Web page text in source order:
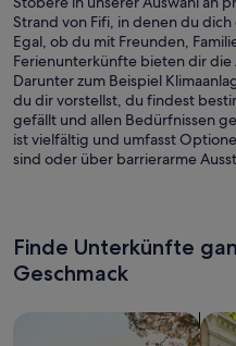
Strand von Fifi, in denen du
Egal, ob du mit Freunden,
Ferienunterkünfte bieten dir
Darunter zum Beispiel
du dir vorstellst, du findest
gefällt und allen Bedürfnissen
ist vielfältig und umfasst
sind oder über barrierarme
Finde Unterkünfte
Geschmack
Suche nach Ferienhäusern